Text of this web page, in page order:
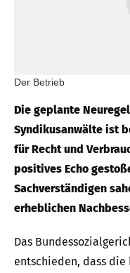
Der Betrieb
Die geplante
Syndikusanwälte ist
für Recht und
positives Echo
Sachverständigen
erheblichen
Das
entschieden, dass